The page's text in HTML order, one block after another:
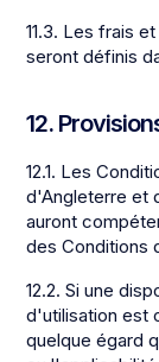
11.3. Les frais
seront définis
12.
12.1. Les
d'Angleterre et
auront
des Conditions
12.2. Si une
d'utilisation est
quelque égard